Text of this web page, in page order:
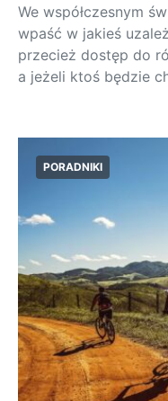
We współczesnym
wpaść w jakieś
przecież dostęp do
a jeżeli ktoś będzie
PORADNIKI